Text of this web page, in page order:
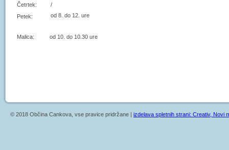
Četrtek:
/
Petek:
od 8. do 12. ure
Malica: od 10. do 10.30 ure
© 2018 Občina Cankova, vse pravice pridržane | izdelava spletnih strani: Creativ, Novi